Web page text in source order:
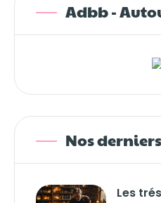
Adbb -
Nos
Les